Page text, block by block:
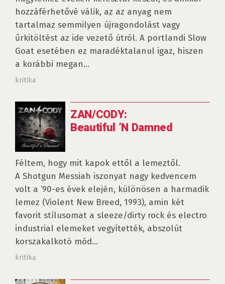
hozzáférhetővé válik, az az anyag nem
tartalmaz semmilyen újragondolást vagy
űrkitöltést az ide vezető útról. A portlandi Slow
Goat esetében ez maradéktalanul igaz, hiszen
a korábbi megan...
kritika
ZAN/CODY:
Beautiful ’N Damned
Féltem, hogy mit kapok ettől a lemeztől.
A Shotgun Messiah iszonyat nagy kedvencem
volt a ’90-es évek elején, különösen a harmadik
lemez (Violent New Breed, 1993), amin két
favorit stílusomat a sleeze/dirty rock és electro
industrial elemeket vegyítették, abszolút
korszakalkotó mód...
kritika